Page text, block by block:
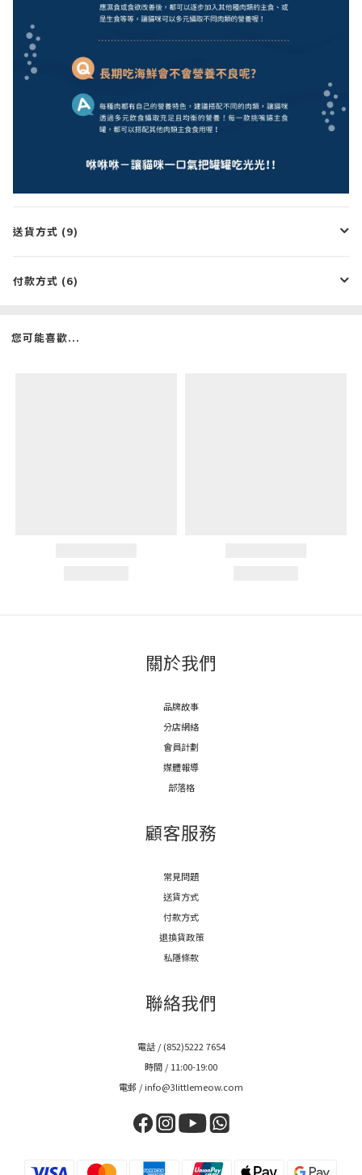
送貨方式 (9)
付款方式 (6)
您可能喜歡...
關於我們
品牌故事
分店網絡
會員計劃
媒體報導
部落格
顧客服務
常見問題
送貨方式
付款方式
退換貨政策
私隱條款
聯絡我們
電話 / (852)5222 7654
時間 / 11:00-19:00
電郵 / info@3littlemeow.com